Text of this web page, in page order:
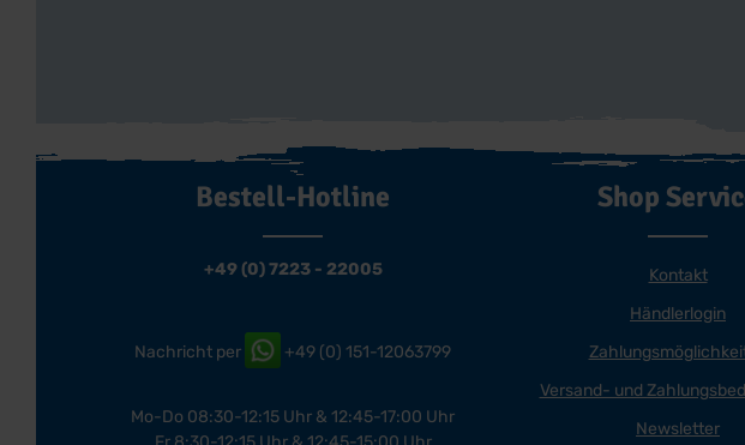
Bestell-Hotline
+49 (0) 7223 - 22005
Nachricht per +49 (0) 151-12063799
Mo-Do 08:30-12:15 Uhr & 12:45-17:00 Uhr
Shop
Kontakt
Händlerlogin
Versand- und
Newsletter